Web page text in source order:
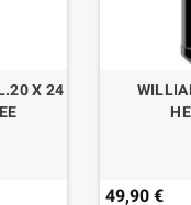
X 24
49,90 €